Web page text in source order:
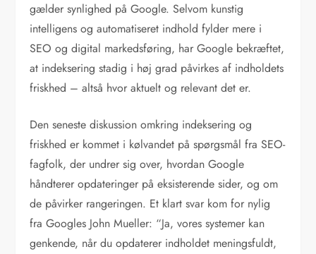
gælder synlighed på Google. Selvom kunstig
intelligens og automatiseret indhold fylder mere i
SEO og digital markedsføring, har Google bekræftet,
at indeksering stadig i høj grad påvirkes af indholdets
friskhed – altså hvor aktuelt og relevant det er.
Den seneste diskussion omkring indeksering og
friskhed er kommet i kølvandet på spørgsmål fra SEO-
fagfolk, der undrer sig over, hvordan Google
håndterer opdateringer på eksisterende sider, og om
de påvirker rangeringen. Et klart svar kom for nylig
fra Googles John Mueller: “Ja, vores systemer kan
genkende, når du opdaterer indholdet meningsfuldt,